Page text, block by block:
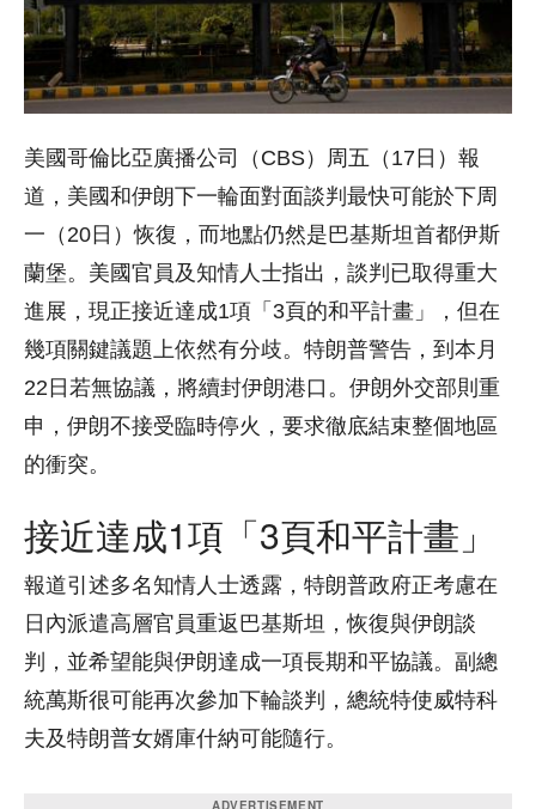
美國哥倫比亞廣播公司（CBS）周五（17日）報
道，美國和伊朗下一輪面對面談判最快可能於下周
一（20日）恢復，而地點仍然是巴基斯坦首都伊斯
蘭堡。美國官員及知情人士指出，談判已取得重大
進展，現正接近達成1項「3頁的和平計畫」，但在
幾項關鍵議題上依然有分歧。特朗普警告，到本月
22日若無協議，將續封伊朗港口。伊朗外交部則重
申，伊朗不接受臨時停火，要求徹底結束整個地區
的衝突。
接近達成1項「3頁和平計畫」
報道引述多名知情人士透露，特朗普政府正考慮在
日內派遣高層官員重返巴基斯坦，恢復與伊朗談
判，並希望能與伊朗達成一項長期和平協議。副總
統萬斯很可能再次參加下輪談判，總統特使威特科
夫及特朗普女婿庫什納可能隨行。